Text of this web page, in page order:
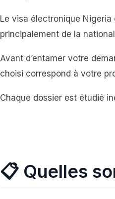
Le visa électronique
principalement de la
Avant d’entamer votre
choisi correspond à votre
Chaque dossier est étudié
📋 Quelles